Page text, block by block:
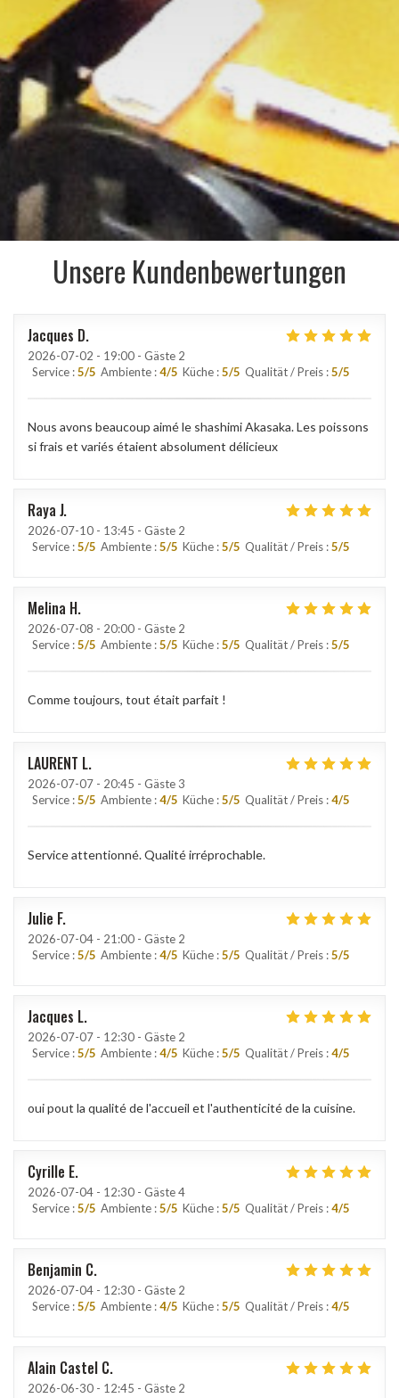
Unsere Kundenbewertungen
Jacques D
2026-07-02 - 19:00 - Gäste 2
Service :5/5 Ambiente :4/5 Küche :5/5 Qualität / Preis :5/5
Nous avons beaucoup aimé le shashimi Akasaka. Les poissons
si frais et variés étaient absolument délicieux
Raya J
2026-07-10 - 13:45 - Gäste 2
Service :5/5 Ambiente :5/5 Küche :5/5 Qualität / Preis :5/5
Melina H
2026-07-08 - 20:00 - Gäste 2
Service :5/5 Ambiente :5/5 Küche :5/5 Qualität / Preis :5/5
Comme toujours, tout était parfait !
LAURENT L
2026-07-07 - 20:45 - Gäste 3
Service :5/5 Ambiente :4/5 Küche :5/5 Qualität / Preis :4/5
Service attentionné. Qualité irréprochable.
Julie F
2026-07-04 - 21:00 - Gäste 2
Service :5/5 Ambiente :4/5 Küche :5/5 Qualität / Preis :5/5
Jacques L
2026-07-07 - 12:30 - Gäste 2
Service :5/5 Ambiente :4/5 Küche :5/5 Qualität / Preis :4/5
oui pout la qualité de l'accueil et l'authenticité de la cuisine.
Cyrille E
2026-07-04 - 12:30 - Gäste 4
Service :5/5 Ambiente :5/5 Küche :5/5 Qualität / Preis :4/5
Benjamin C
2026-07-04 - 12:30 - Gäste 2
Service :5/5 Ambiente :4/5 Küche :5/5 Qualität / Preis :4/5
Alain Castel C
2026-06-30 - 12:45 - Gäste 2